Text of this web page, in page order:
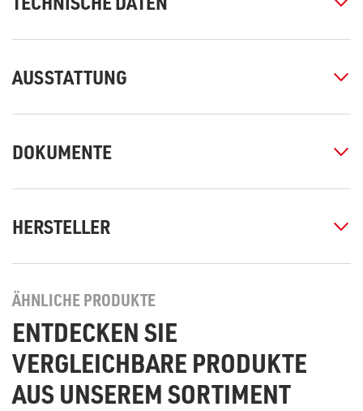
AUSSTATTUNG
DOKUMENTE
HERSTELLER
ÄHNLICHE PRODUKTE
ENTDECKEN SIE
VERGLEICHBARE PRODUKTE
AUS UNSEREM SORTIMENT